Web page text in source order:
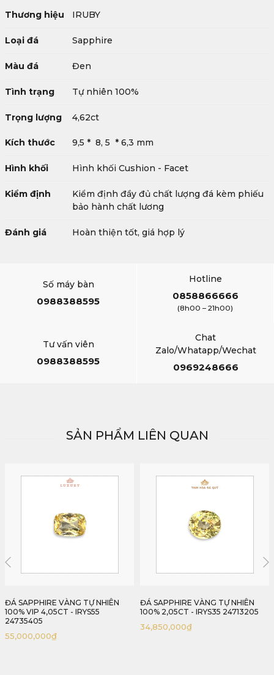
Thương hiệu IRUBY
Loại đá Sapphire
Màu đá Đen
Tình trạng Tự nhiên 100%
Trọng lượng 4,62ct
Kích thước 9,5 * 8, 5 * 6,3 mm
Hình khối Hình khối Cushion - Facet
Kiểm định
Kiểm định đầy đủ chất lượng đá kèm phiếu
bảo hành chất lương
Đánh giá Hoàn thiện tốt, giá hợp lý
Số máy bàn
0988388595
Hotline
0858866666
(8h00 – 21h00)
Tư vấn viên
0988388595
Chat
Zalo/Whatapp/Wechat
0969248666
SẢN PHẨM LIÊN QUAN
ĐÁ SAPPHIRE VÀNG TỰ NHIÊN
100% 2,05CT - IRYS35 24713205
34,850,000
ĐÁ SAPPHIRE VÀNG TỰ NHIÊN
100% 2,02CT - IRYS251 2407202
32,320,000₫